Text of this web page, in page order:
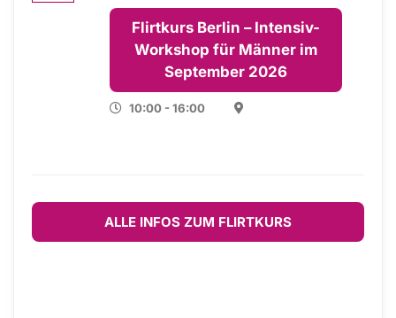
Flirtkurs Berlin – Intensiv-
Workshop für Männer im
September 2026
10:00 - 16:00
ALLE INFOS ZUM FLIRTKURS